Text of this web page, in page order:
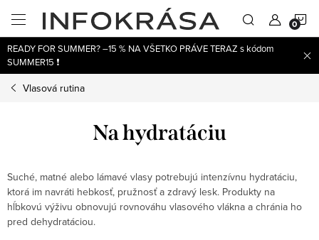
obsah
READY FOR SUMMER? –15 % NA VŠETKO PRÁVE TERAZ s kódom
SUMMER15 ❗
Vlasová rutina
Na hydratáciu
Suché, matné alebo lámavé vlasy potrebujú intenzívnu hydratáciu,
ktorá im navráti hebkosť, pružnosť a zdravý lesk. Produkty na
hĺbkovú výživu obnovujú rovnováhu vlasového vlákna a chránia ho
pred dehydratáciou.